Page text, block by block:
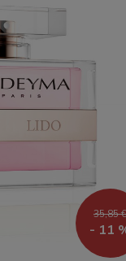
35,85 €
- 11